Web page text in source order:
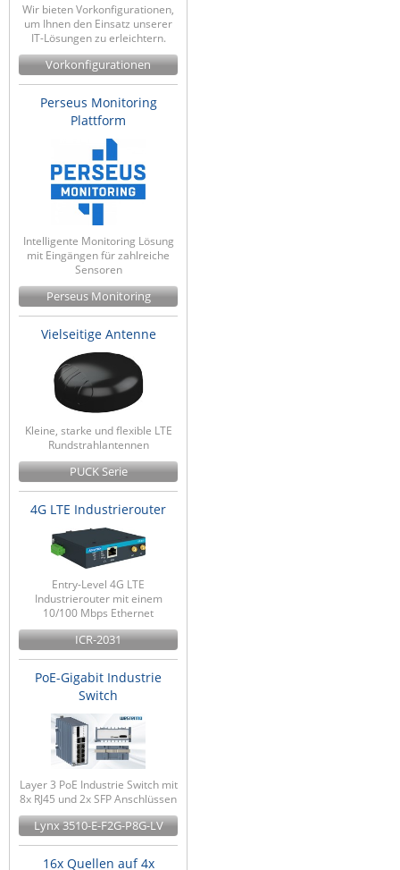
Wir bieten Vorkonfigurationen,
um Ihnen den Einsatz unserer
IT-Lösungen zu erleichtern.
Vorkonfigurationen
Perseus Monitoring
Plattform
Intelligente Monitoring Lösung
mit Eingängen für zahlreiche
Sensoren
Perseus Monitoring
Vielseitige Antenne
Kleine, starke und flexible LTE
Rundstrahlantennen
PUCK Serie
4G LTE Industrierouter
Entry-Level 4G LTE
Industrierouter mit einem
10/100 Mbps Ethernet
ICR-2031
PoE-Gigabit Industrie
Switch
Layer 3 PoE Industrie Switch mit
8x RJ45 und 2x SFP Anschlüssen
Lynx 3510-E-F2G-P8G-LV
16x Quellen auf 4x